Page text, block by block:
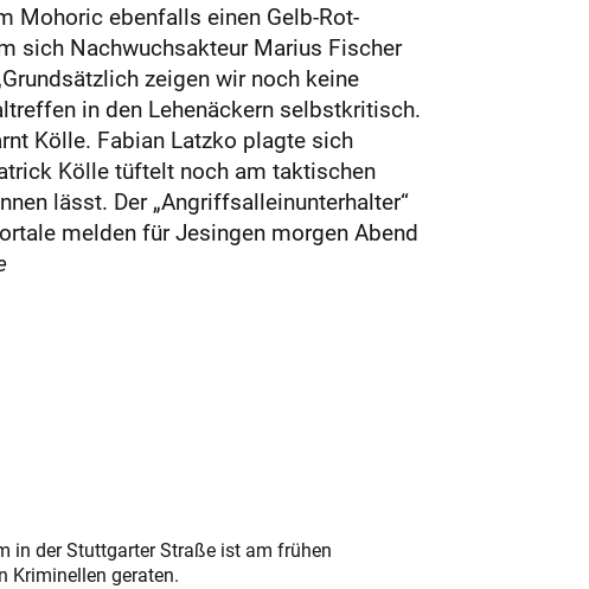
Mohoric ebenfalls einen Gelb-Rot-
sich Nachwuchsakteur Marius Fischer
zeigen wir noch keine
in den Lehenäckern selbstkritisch.
Kölle. Fabian Latzko plagte sich
Kölle tüftelt noch am taktischen
lässt. Der „Angriffsalleinunterhalter“
melden für Jesingen morgen Abend
in der Stuttgarter Straße ist am frühen
Kriminellen geraten.